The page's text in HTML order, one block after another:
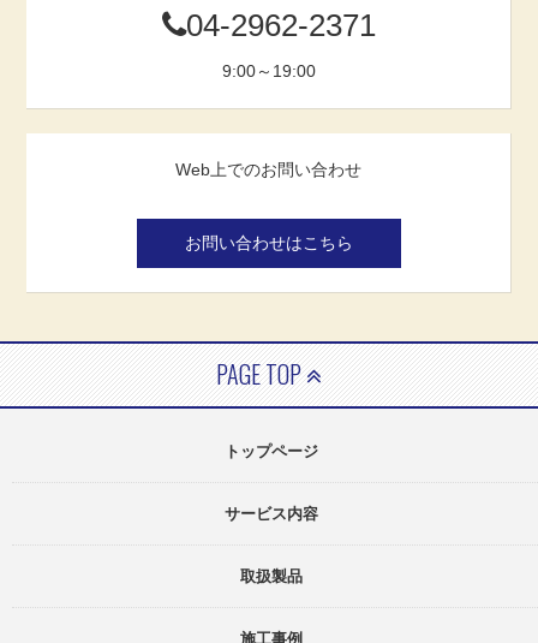
04-2962-2371
9:00～19:00
Web上でのお問い合わせ
お問い合わせはこちら
PAGE TOP
トップページ
サービス内容
取扱製品
施工事例